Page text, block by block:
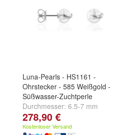
Luna-Pearls - HS1161 -
Ohrstecker - 585 Weißgold -
Süßwasser-Zuchtperle
Durchmesser: 6.5-7 mm
278,90 €
Kostenloser Versand